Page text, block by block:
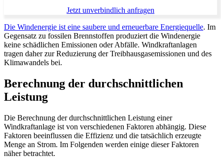
Jetzt unverbindlich anfragen
Die Windenergie ist eine saubere und erneuerbare Energiequelle. Im
Gegensatz zu fossilen Brennstoffen produziert die Windenergie
keine schädlichen Emissionen oder Abfälle. Windkraftanlagen
tragen daher zur Reduzierung der Treibhausgasemissionen und des
Klimawandels bei.
Berechnung der durchschnittlichen
Leistung
Die Berechnung der durchschnittlichen Leistung einer
Windkraftanlage ist von verschiedenen Faktoren abhängig. Diese
Faktoren beeinflussen die Effizienz und die tatsächlich erzeugte
Menge an Strom. Im Folgenden werden einige dieser Faktoren
näher betrachtet.